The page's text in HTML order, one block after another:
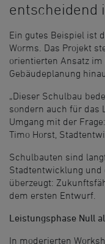
entscheidend
Ein gutes Beispiel ist
Worms. Das Projekt
orientierten Ansatz
Gebäudeplanung
„Dieser Schulbau
sondern auch für das
Umgang mit der
Timo Horst,
Schulbauten sind
Stadtentwicklung und
überzeugt:
dem ersten Entwurf.
Leistungs­phase Null
In moderierten